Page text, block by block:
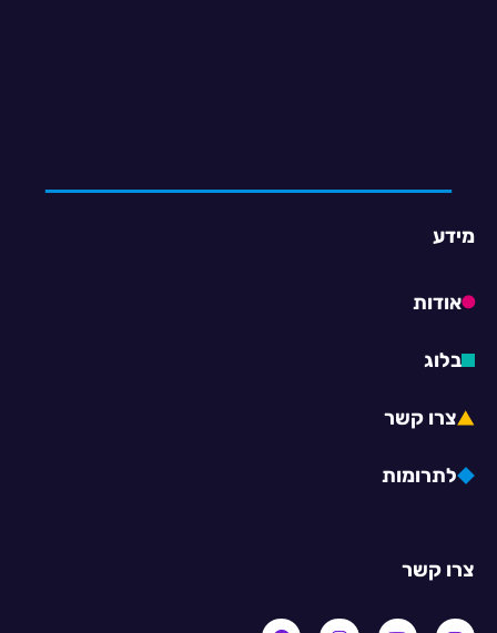
צרו קשר
מידע
אודות
בלוג
צרו קשר
לתרומות